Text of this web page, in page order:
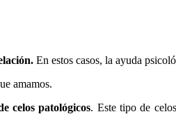
En estos casos, la ayuda
amamos.
celos patológicos. Este tipo de